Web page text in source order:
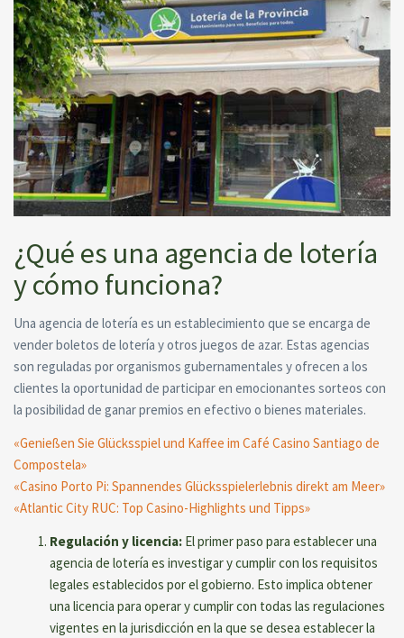
¿Qué es una agencia de lotería
y cómo funciona?
Una agencia de lotería es un establecimiento que se encarga de
vender boletos de lotería y otros juegos de azar. Estas agencias
son reguladas por organismos gubernamentales y ofrecen a los
clientes la oportunidad de participar en emocionantes sorteos con
la posibilidad de ganar premios en efectivo o bienes materiales.
«Genießen Sie Glücksspiel und Kaffee im Café Casino Santiago de
Compostela»
«Casino Porto Pi: Spannendes Glücksspielerlebnis direkt am Meer»
«Atlantic City RUC: Top Casino-Highlights und Tipps»
Regulación y licencia: El primer paso para establecer una
agencia de lotería es investigar y cumplir con los requisitos
legales establecidos por el gobierno. Esto implica obtener
una licencia para operar y cumplir con todas las regulaciones
vigentes en la jurisdicción en la que se desea establecer la